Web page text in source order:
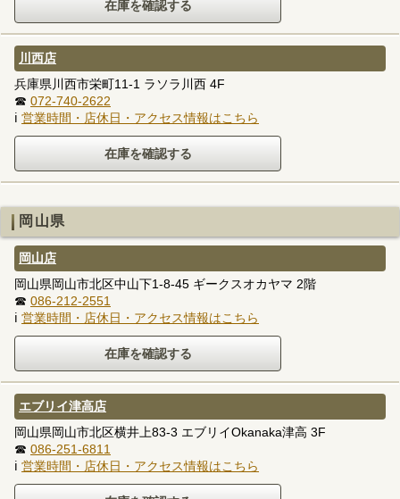
川西店
兵庫県川西市栄町11-1 ラソラ川西 4F
☎ 072-740-2622
ℹ 営業時間・店休日・アクセス情報はこちら
岡山県
岡山店
岡山県岡山市北区中山下1-8-45 ギークスオカヤマ 2階
☎ 086-212-2551
ℹ 営業時間・店休日・アクセス情報はこちら
エブリイ津高店
岡山県岡山市北区横井上83-3 エブリイOkanaka津高 3F
☎ 086-251-6811
ℹ 営業時間・店休日・アクセス情報はこちら